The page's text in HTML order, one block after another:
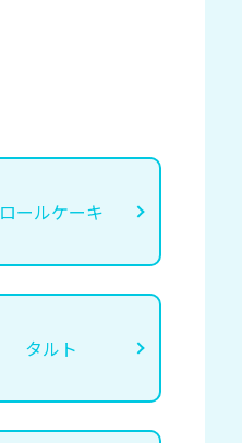
ロールケーキ
タルト